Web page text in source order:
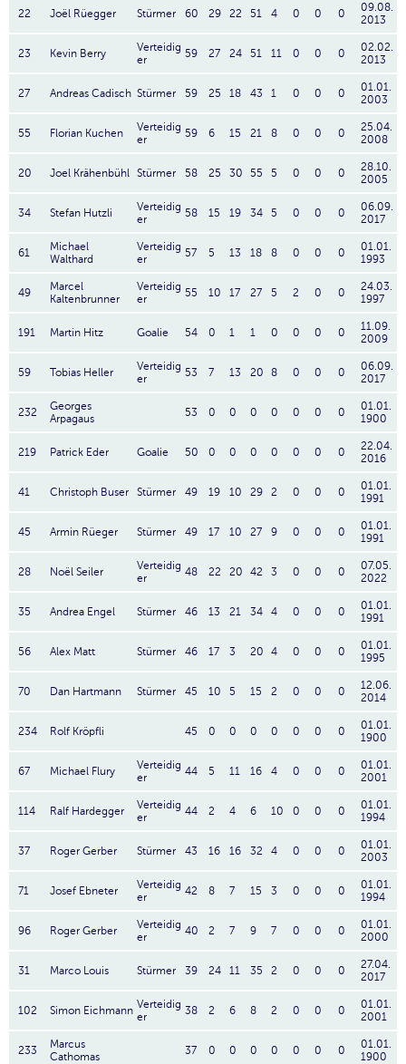
22 Joël Rüegger Stürmer 60 29 22 51 4 0 0 0
09.08.
2013
23 Kevin Berry
Verteidig
er
59 27 24 51 11 0 0 0
02.02.
2013
27 Andreas Cadisch Stürmer 59 25 18 43 1 0 0 0
01.01.
2003
55 Florian Kuchen
Verteidig
er
59 6 15 21 8 0 0 0
25.04.
2008
20 Joel Krähenbühl Stürmer 58 25 30 55 5 0 0 0
28.10.
2005
34 Stefan Hutzli
Verteidig
er
58 15 19 34 5 0 0 0
06.09.
2017
61
Michael
Walthard
Verteidig
er
57 5 13 18 8 0 0 0
01.01.
1993
49
Marcel
Kaltenbrunner
Verteidig
er
55 10 17 27 5 2 0 0
24.03.
1997
191 Martin Hitz Goalie 54 0 1 1 0 0 0 0
11.09.
2009
59 Tobias Heller
Verteidig
er
53 7 13 20 8 0 0 0
06.09.
2017
232
Georges
Arpagaus
53 0 0 0 0 0 0 0
01.01.
1900
219 Patrick Eder Goalie 50 0 0 0 0 0 0 0
22.04.
2016
41 Christoph Buser Stürmer 49 19 10 29 2 0 0 0
01.01.
1991
45 Armin Rüeger Stürmer 49 17 10 27 9 0 0 0
01.01.
1991
28 Noël Seiler
Verteidig
er
48 22 20 42 3 0 0 0
07.05.
2022
35 Andrea Engel Stürmer 46 13 21 34 4 0 0 0
01.01.
1991
56 Alex Matt Stürmer 46 17 3 20 4 0 0 0
01.01.
1995
70 Dan Hartmann Stürmer 45 10 5 15 2 0 0 0
12.06.
2014
234 Rolf Kröpfli 45 0 0 0 0 0 0 0
01.01.
1900
67 Michael Flury
Verteidig
er
44 5 11 16 4 0 0 0
01.01.
2001
114 Ralf Hardegger
Verteidig
er
44 2 4 6 10 0 0 0
01.01.
1994
37 Roger Gerber Stürmer 43 16 16 32 4 0 0 0
01.01.
2003
71 Josef Ebneter
Verteidig
er
42 8 7 15 3 0 0 0
01.01.
1994
96 Roger Gerber
Verteidig
er
40 2 7 9 7 0 0 0
01.01.
2000
31 Marco Louis Stürmer 39 24 11 35 2 0 0 0
27.04.
2017
102 Simon Eichmann Verteidig
er
38 2 6 8 2 0 0 0
01.01.
2001
233
Marcus
Cathomas
37 0 0 0 0 0 0 0
01.01.
1900